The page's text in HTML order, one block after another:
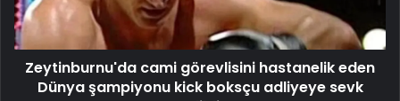
şampiyonu
kick
boksçu
adliyeye
sevk
Zeytinburnu'da cami görevlisini hastanelik eden
Dünya şampiyonu kick boksçu adliyeye sevk